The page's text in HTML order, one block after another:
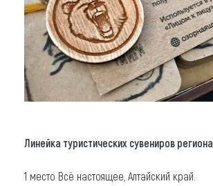
Линейка туристических сувениров региона
1 место Всё настоящее, Алтайский край.